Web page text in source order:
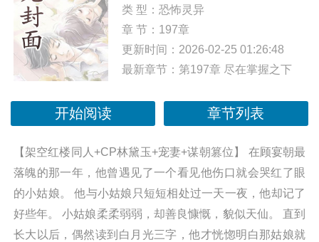
类 型： 恐怖灵异
章 节：197章
更新时间：2026-02-25 01:26:48
最新章节： 第197章 尽在掌握之下
开始阅读 章节列表
【架空红楼同人+CP林黛玉+宠妻+谋朝篡位】 在顾宴朝最
落魄的那一年，他曾遇见了一个看见他伤口就会哭红了眼
的小姑娘。 他与小姑娘只短短相处过一天一夜，他却记了
好些年。 小姑娘柔柔弱弱，却善良慷慨，貌似天仙。 直到
长大以后，偶然读到白月光三字，他才恍惚明白那姑娘就